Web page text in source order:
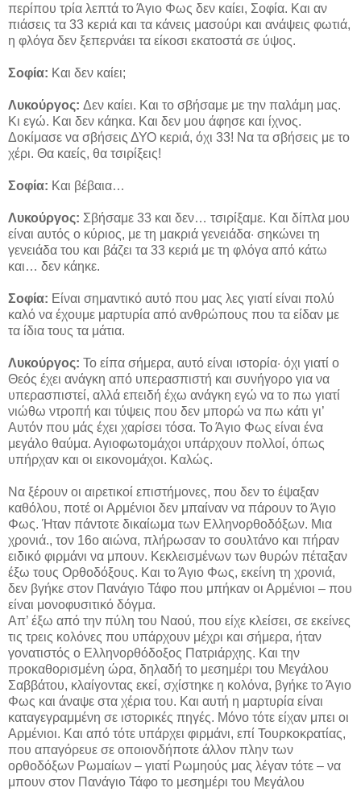
περίπου τρία λεπτά το Άγιο Φως δεν καίει, Σοφία. Και αν
πιάσεις τα 33 κεριά και τα κάνεις μασούρι και ανάψεις φωτιά,
η φλόγα δεν ξεπερνάει τα είκοσι εκατοστά σε ύψος.
Σοφία: Και δεν καίει;
Λυκούργος: Δεν καίει. Και το σβήσαμε με την παλάμη μας.
Κι εγώ. Και δεν κάηκα. Και δεν μου άφησε και ίχνος.
Δοκίμασε να σβήσεις ΔΥΟ κεριά, όχι 33! Να τα σβήσεις με το
χέρι. Θα καείς, θα τσιρίξεις!
Σοφία: Και βέβαια…
Λυκούργος: Σβήσαμε 33 και δεν… τσιρίξαμε. Και δίπλα μου
είναι αυτός ο κύριος, με τη μακριά γενειάδα· σηκώνει τη
γενειάδα του και βάζει τα 33 κεριά με τη φλόγα από κάτω
και… δεν κάηκε.
Σοφία: Είναι σημαντικό αυτό που μας λες γιατί είναι πολύ
καλό να έχουμε μαρτυρία από ανθρώπους που τα είδαν με
τα ίδια τους τα μάτια.
Λυκούργος: Το είπα σήμερα, αυτό είναι ιστορία· όχι γιατί ο
Θεός έχει ανάγκη από υπερασπιστή και συνήγορο για να
υπερασπιστεί, αλλά επειδή έχω ανάγκη εγώ να το πω γιατί
νιώθω ντροπή και τύψεις που δεν μπορώ να πω κάτι γι’
Αυτόν που μάς έχει χαρίσει τόσα. Το Άγιο Φως είναι ένα
μεγάλο θαύμα. Αγιοφωτομάχοι υπάρχουν πολλοί, όπως
υπήρχαν και οι εικονομάχοι. Καλώς.
Να ξέρουν οι αιρετικοί επιστήμονες, που δεν το έψαξαν
καθόλου, ποτέ οι Αρμένιοι δεν μπαίναν να πάρουν το Άγιο
Φως. Ήταν πάντοτε δικαίωμα των Ελληνορθοδόξων. Μια
χρονιά., τον 16ο αιώνα, πλήρωσαν το σουλτάνο και πήραν
ειδικό φιρμάνι να μπουν. Κεκλεισμένων των θυρών πέταξαν
έξω τους Ορθοδόξους. Και το Άγιο Φως, εκείνη τη χρονιά,
δεν βγήκε στον Πανάγιο Τάφο που μπήκαν οι Αρμένιοι – που
είναι μονοφυσιτικό δόγμα.
Απ’ έξω από την πύλη του Ναού, που είχε κλείσει, σε εκείνες
τις τρεις κολόνες που υπάρχουν μέχρι και σήμερα, ήταν
γονατιστός ο Ελληνορθόδοξος Πατριάρχης. Και την
προκαθορισμένη ώρα, δηλαδή το μεσημέρι του Μεγάλου
Σαββάτου, κλαίγοντας εκεί, σχίστηκε η κολόνα, βγήκε το Άγιο
Φως και άναψε στα χέρια του. Και αυτή η μαρτυρία είναι
καταγεγραμμένη σε ιστορικές πηγές. Μόνο τότε είχαν μπει οι
Αρμένιοι. Και από τότε υπάρχει φιρμάνι, επί Τουρκοκρατίας,
που απαγόρευε σε οποιονδήποτε άλλον πλην των
ορθοδόξων Ρωμαίων – γιατί Ρωμηούς μας λέγαν τότε – να
μπουν στον Πανάγιο Τάφο το μεσημέρι του Μεγάλου